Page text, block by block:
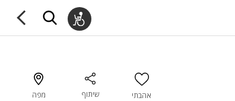
אהבתי שיתוף מפה